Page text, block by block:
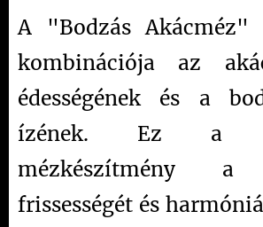
A "Bodzás Akácméz"
kombinációja az
édességének és a
ízének. Ez a
mézkészítmény a
frissességét és